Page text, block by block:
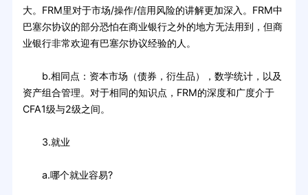
大。FRM里对于市场/操作/信用风险的讲解更加深入。FRM中
巴塞尔协议的部分恐怕在商业银行之外的地方无法用到，但商
业银行非常欢迎有巴塞尔协议经验的人。
b.相同点：资本市场（债券，衍生品），数学统计，以及
资产组合管理。对于相同的知识点，FRM的深度和广度介于
CFA1级与2级之间。
3.就业
a.哪个就业容易?